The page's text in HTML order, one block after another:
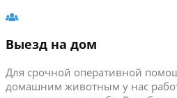
Выезд на дом
Для срочной оперативной
домашним животным у нас